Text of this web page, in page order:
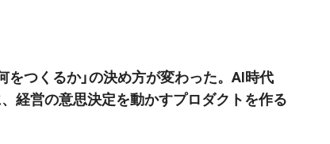
をつくるか」の決め方が変わった。AI時代
経営の意思決定を動かすプロダクトを作る